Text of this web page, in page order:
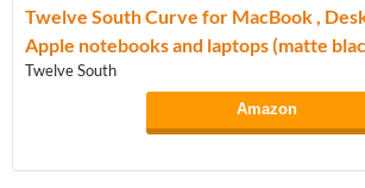
Twelve South Curve for MacBook ,
Apple notebooks and laptops (matte
Twelve South
Amazon